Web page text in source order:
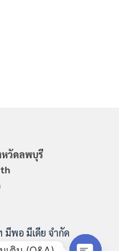
หวัดลพบุรี
มีพอ มีเดีย จำกัด